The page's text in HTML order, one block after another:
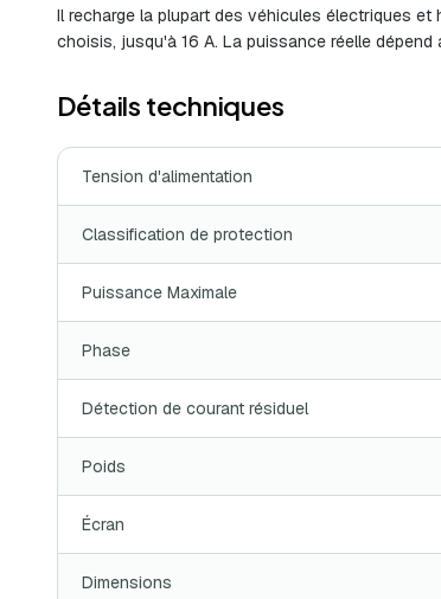
Il recharge la plupart des véhicules électriques
choisis, jusqu'à 16 A. La puissance réelle
Détails techniques
Tension d'alimentation
Classification de protection
Puissance Maximale
Phase
Détection de courant résiduel
Poids
Écran
Dimensions